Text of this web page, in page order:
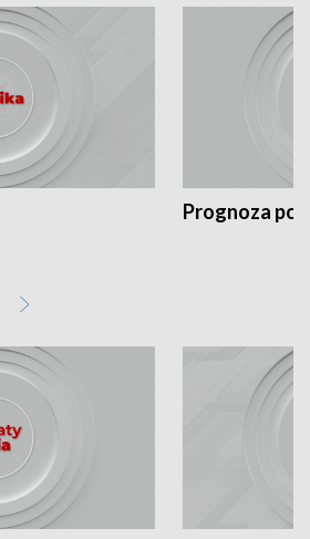
Prognoza